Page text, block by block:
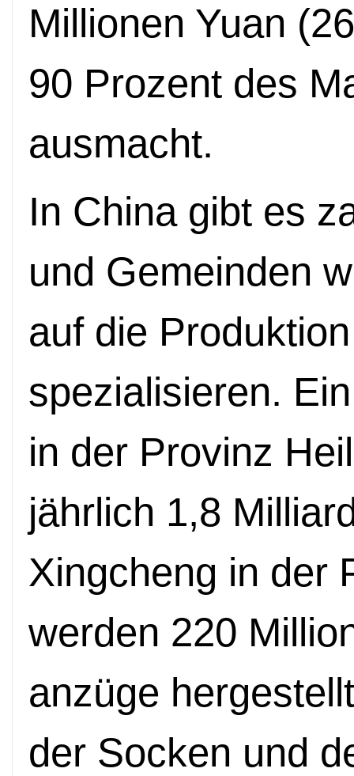
Millionen Yuan
90 Prozent des
ausmacht.
In China gibt es
und Gemeinden
auf die
spezialisieren.
in der Provinz
jährlich 1,8
Xingcheng in der
werden 220
anzüge
der Socken und